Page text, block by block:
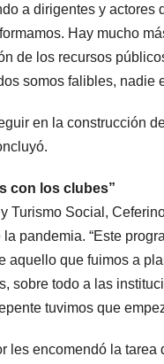
a dirigentes y
Hay mucho
de los recursos
somos falibles, nadie
en la construcción
con los clubes”
Turismo Social,
pandemia. “Este
aquello que fuimos a
sobre todo a las
tuvimos que
les encomendó la